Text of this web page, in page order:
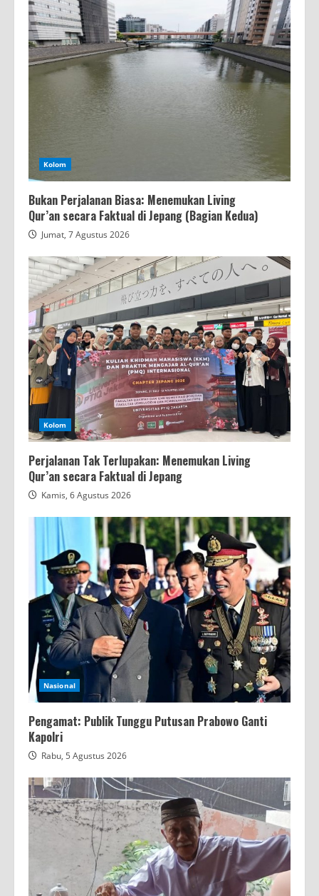
Kolom
Bukan Perjalanan Biasa: Menemukan Living
Qur’an secara Faktual di Jepang (Bagian Kedua)
Jumat, 7 Agustus 2026
Kolom
Perjalanan Tak Terlupakan: Menemukan Living
Qur’an secara Faktual di Jepang
Kamis, 6 Agustus 2026
Nasional
Pengamat: Publik Tunggu Putusan Prabowo Ganti
Kapolri
Rabu, 5 Agustus 2026